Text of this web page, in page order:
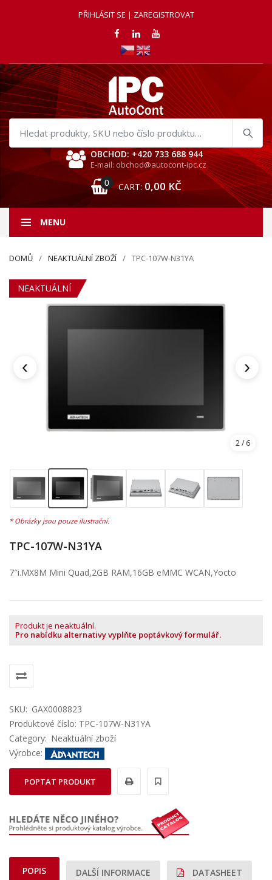
PŘIHLÁSIT SE | ZAREGISTROVAT
Hledat
produkty
OBCHOD: +420 733 688 944
E-mail: obchod@autocont-ipc.cz
0 CART: 0,00 KČ
MENU
DOMŮ NEAKTUÁLNÍ ZBOŽÍ TPC-107W-N31YA
NEAKTUÁLNÍ
‹ ›
2/ 6
TPC-107W-N31YA
7″i.MX8M Mini Quad,2GB RAM,16GB eMMC WCAN,Yocto
Produkt je neaktuální.
Pro nabídku alternativy vyplňte poptávkový formulář.
SKU: GAX0008823
Produktové číslo: TPC-107W-N31YA
Category: Neaktuální zboží
Výrobce:
POPTAT PRODUKT
POPIS DALŠÍ INFORMACE DATASHEET